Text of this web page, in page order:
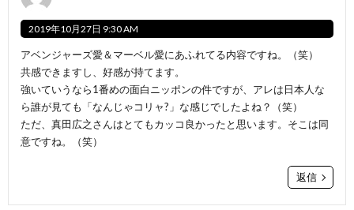
2019年10月27日 9:30 AM
アベンジャーズ愛＆マーベル愛にあふれてる内容ですね。（笑）
共感できますし、好感が持てます。
強いていうなら1番めの面白ニッポンの件ですが、アレは日本人な
ら誰が見ても「なんじゃコリャ?」な感じでしたよね？（笑）
ただ、真田広之さんはとてもカッコ良かったと思います。そこは同
意ですね。（笑）
返信